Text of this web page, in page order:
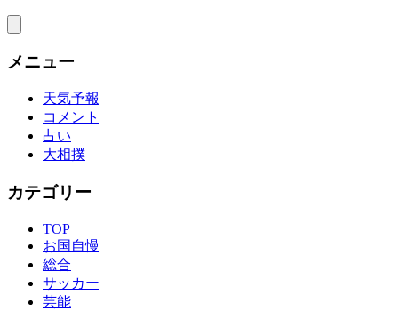
メニュー
天気予報
コメント
占い
大相撲
カテゴリー
TOP
お国自慢
総合
サッカー
芸能